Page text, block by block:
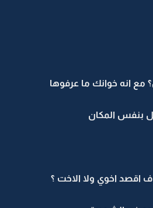
انه خوانك ما عرفوها
بنفس المكان
اقصد اخوي ولا الاخت ؟